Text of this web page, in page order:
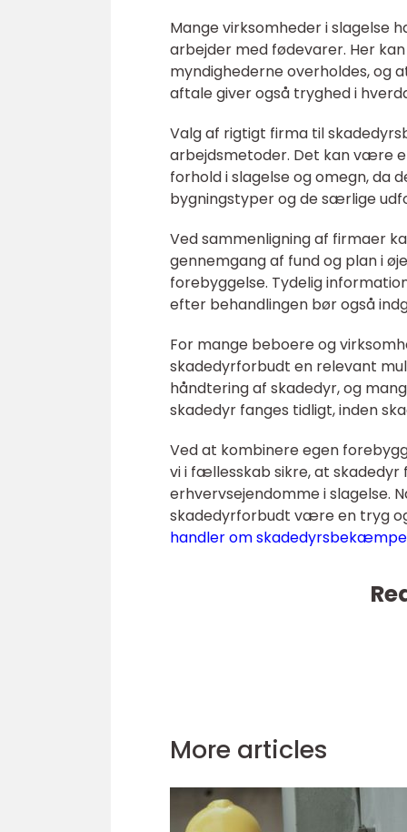
Mange virksomheder i slagelse
arbejder med fødevarer. Her
myndighederne overholdes, og
aftale giver også tryghed i
Valg af rigtigt firma til
arbejdsmetoder. Det kan være
forhold i slagelse og omegn, da
bygningstyper og de særlige
Ved sammenligning af firmaer
gennemgang af fund og plan i
forebyggelse. Tydelig
efter behandlingen bør også
For mange beboere og
skadedyrforbudt en relevant
håndtering af skadedyr, og
skadedyr fanges tidligt, inden
Ved at kombinere egen
vi i fællesskab sikre, at
erhvervsejendomme i slagelse.
skadedyrforbudt være en tryg
handler om
More articles